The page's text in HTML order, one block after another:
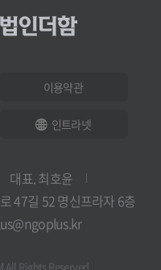
이용약관
인트라넷
대표. 최호윤
47길 52 명신프라자 6층
All Rights Reserved